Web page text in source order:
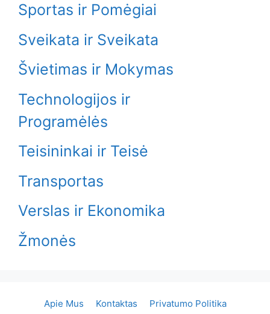
Sportas ir Pomėgiai
Sveikata ir Sveikata
Švietimas ir Mokymas
Technologijos ir
Programėlės
Teisininkai ir Teisė
Transportas
Verslas ir Ekonomika
Žmonės
Apie Mus Kontaktas
Privatumo Politika